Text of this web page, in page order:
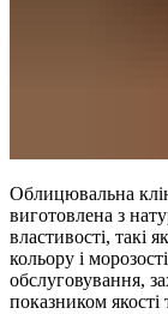
Облицювальна
виготовлена з
властивості, такі
кольору і
обслуговування,
показником якості